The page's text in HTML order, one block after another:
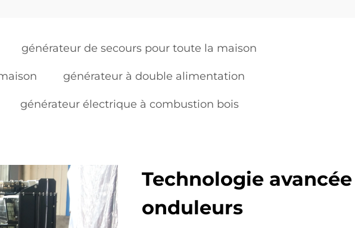
générateur de secours pour toute la maison
générateur à double alimentation
générateur électrique à combustion bois
Technologie
onduleurs